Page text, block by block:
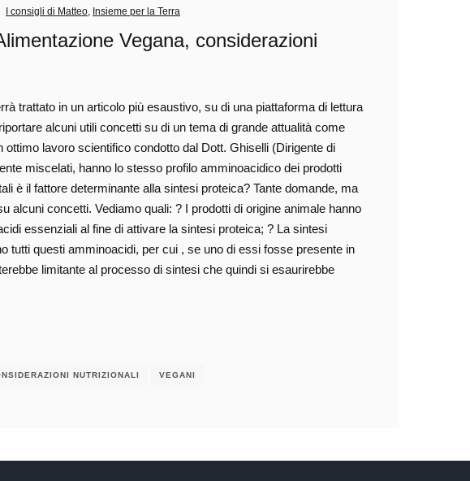
I consigli di Matteo Insieme per la Terra
Vegana, considerazioni
trattato in un articolo più esaustivo, su di una piattaforma di lettura
alcuni utili concetti su di un tema di grande attualità come
lavoro scientifico condotto dal Dott. Ghiselli (Dirigente di
miscelati, hanno lo stesso profilo amminoacidico dei prodotti
è il fattore determinante alla sintesi proteica? Tante domande, ma
alcuni concetti. Vediamo quali: ? I prodotti di origine animale hanno
essenziali al fine di attivare la sintesi proteica; ? La sintesi
tutti questi amminoacidi, per cui , se uno di essi fosse presente in
limitante al processo di sintesi che quindi si esaurirebbe
NUTRIZIONALI VEGANI